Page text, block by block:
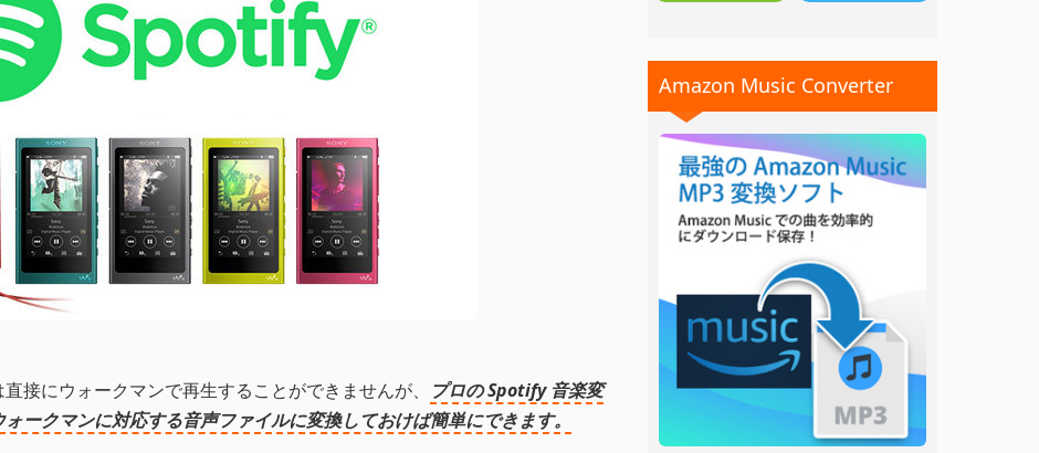
接にウォークマンで再生することができませんが、
プロの Spotify 音楽変
ークマンに対応する音声ファイルに変換しておけば簡単にできます。
Amazon Music Converter